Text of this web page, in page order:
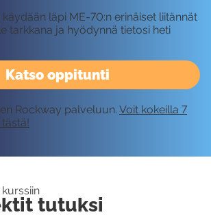
Katso oppitunti
käydään läpi ME-70:n erinäiset liitännät
tarkkana ja hyödynnä tietosi heti
Rockway palveluun. Voit kokeilla 7
tästä!
tutuksi